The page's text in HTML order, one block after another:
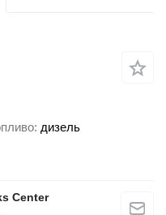
дизель
Center